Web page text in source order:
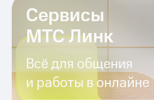
Сервисы
МТС Линк
Всё для общения
и работы в онлайне